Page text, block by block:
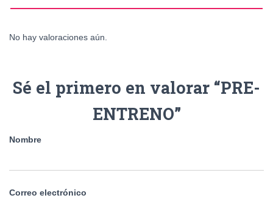
No hay valoraciones aún.
Sé el primero en valorar “PRE-
ENTRENO”
Nombre
Correo electrónico